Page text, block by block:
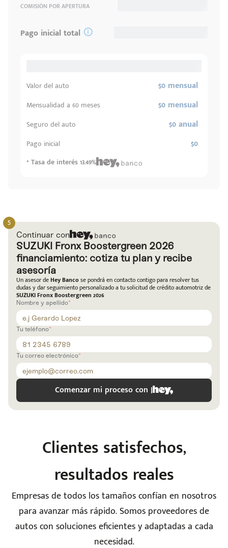
COMISIÓN POR APERTURA
Pago inicial total
Valor del auto $0 mensual
Mensualidad a 60 meses $0 mensual
Seguro del auto $0 anual
Pago inicial $0
* Tasa de interés 13.49%
Continuar con
SUZUKI Fronx Boostergreen 2026
financiamiento: cotiza tu plan y recibe
asesoría
Un asesor deHey Bancose pondrá en contacto contigo para resolver tus
dudas y dar seguimiento personalizado a tu solicitud de crédito automotriz de
SUZUKI Fronx Boostergreen 2026
Nombre y apellido
Tu teléfono
Tu correo electrónico
Comenzar mi proceso con |
Clientes satisfechos,
resultados reales
Empresas de todos los tamaños confían en nosotros
para avanzar más rápido. Somos proveedores de
autos con soluciones eficientes y adaptadas a cada
necesidad.